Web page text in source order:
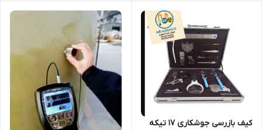
کیف بازرسی جوشکاری 17 تیکه